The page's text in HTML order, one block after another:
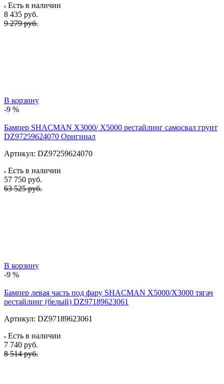
Есть в наличии
8 435 руб.
9 279 руб.
В корзину
-9 %
Бампер SHACMAN X3000/ X5000 рестайлинг самосвал грунт
DZ97259624070 Оригинал
Артикул: DZ97259624070
Есть в наличии
57 750 руб.
63 525 руб.
В корзину
-9 %
Бампер левая часть под фару SHACMAN X5000/X3000 тягач
рестайлинг (белый) DZ97189623061
Артикул: DZ97189623061
Есть в наличии
7 740 руб.
8 514 руб.